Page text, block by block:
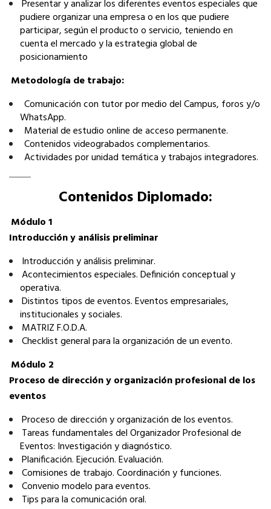
­Presentar y analizar los diferentes eventos especiales que
pudiere organizar una empresa o en los que pudiere
participar, según el producto o servicio, teniendo en
cuenta el mercado y la estrategia global de
posicionamiento
Metodología de trabajo:
­ Comunicación con tutor por medio del Campus, foros y/o
WhatsApp.
­ Material de estudio online de acceso permanente.
­ Contenidos videograbados complementarios.
­ Actividades por unidad temática y trabajos integradores.
Contenidos Diplomado:
Módulo 1
Introducción y análisis preliminar
­Introducción y análisis preliminar.
­Acontecimientos especiales. Definición conceptual y
operativa.
­Distintos tipos de eventos. Eventos empresariales,
institucionales y sociales.
­MATRIZ F.O.D.A.
­Checklist general para la organización de un evento.
Módulo 2
Proceso de dirección y organización profesional de los
eventos
­Proceso de dirección y organización de los eventos.
­Tareas fundamentales del Organizador Profesional de
Eventos: Investigación y diagnóstico.
­Planificación. Ejecución. Evaluación.
­Comisiones de trabajo. Coordinación y funciones.
­Convenio modelo para eventos.
­Tips para la comunicación oral.